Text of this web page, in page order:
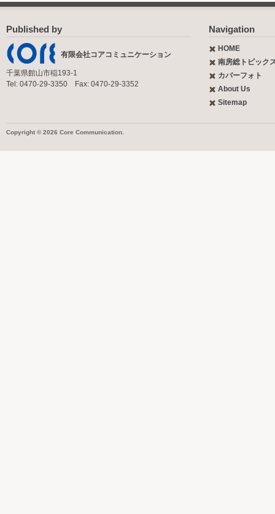
Published by
有限会社コアコミュニケーション
千葉県館山市稲193-1
Tel: 0470-29-3350 Fax: 0470-29-3352
Navigation
HOME
南房総トピック
カバーフォト
About Us
Sitemap
Copyright © 2026 Core Communication.